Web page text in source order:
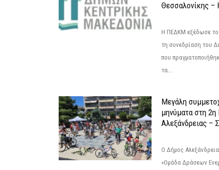
Θεσσαλονίκης –
Η ΠΕΔΚΜ εξέδωσε το
τη συνεδρίαση του
που
τα...
Μεγάλη
μηνύματα στη
Αλεξάνδρειας –
Ο Δήμος
«Ομάδα Δράσεων